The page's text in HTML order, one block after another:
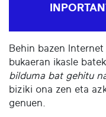
Behin bazen
bukaeran ikasle
bilduma bat gehitu
biziki ona zen eta
genuen.